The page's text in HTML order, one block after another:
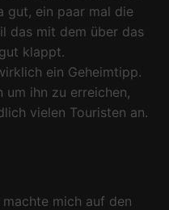
gut, ein paar mal die
das mit dem über das
klappt.
ein Geheimtipp.
ihn zu erreichen,
vielen Touristen an.
mich auf den